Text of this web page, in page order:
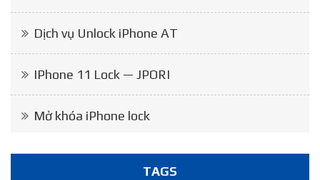
Dịch vụ Unlock iPhone AT
IPhone 11 Lock — JPORI
Mở khóa iPhone lock
TAGS